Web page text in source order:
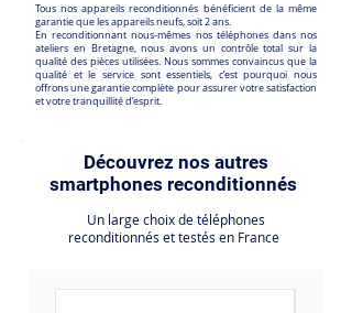
Tous nos appareils reconditionnés bénéficient de la même
garantie que les appareils neufs, soit 2 ans.
En reconditionnant nous-mêmes nos téléphones dans nos
ateliers en Bretagne, nous avons un contrôle total sur la
qualité des pièces utilisées. Nous sommes convaincus que la
qualité et le service sont essentiels, c’est pourquoi nous
offrons une garantie complète pour assurer votre satisfaction
et votre tranquillité d’esprit.
Découvrez nos autres
smartphones reconditionnés
Un large choix de téléphones
reconditionnés et testés en France